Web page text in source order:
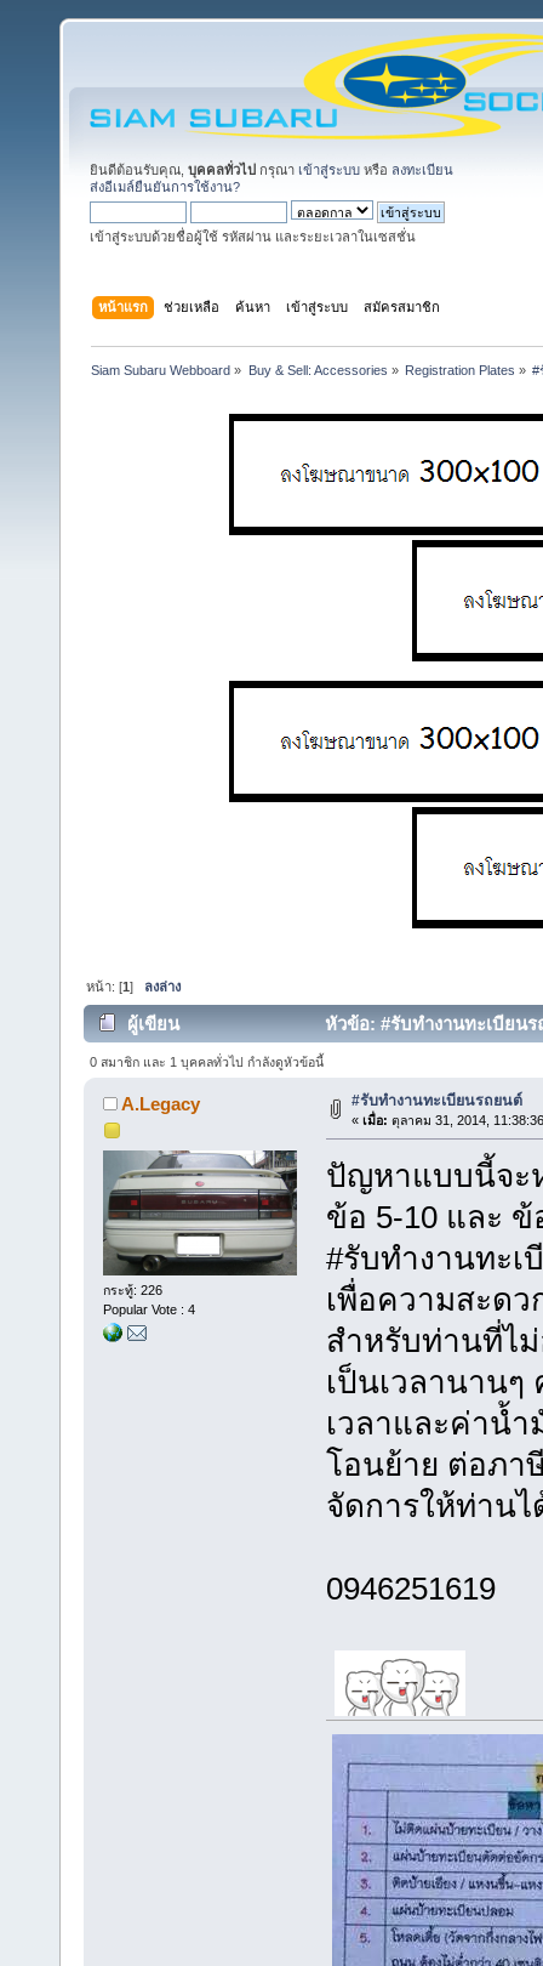
ยินดีต้อนรับคุณ, บุคคลทั่วไป กรุณา เข้าสู่ระบบ หรือ ลงทะเบียน
ส่งอีเมล์ยืนยันการใช้งาน?
เข้าสู่ระบบด้วยชื่อผู้ใช้ รหัสผ่าน และระยะเวลาในเซสชั่น
หน้าแรก ช่วยเหลือ ค้นหา เข้าสู่ระบบ สมัครสมาชิก
Siam Subaru Webboard » Buy & Sell: Accessories » Registration Plates » #
หน้า: [1] ลงล่าง
ผู้เขียน หัวข้อ: #รับทำงานทะเบียน
0 สมาชิก และ 1 บุคคลทั่วไป กำลังดูหัวข้อนี้
A.Legacy
กระทู้: 226
Popular Vote : 4
#รับทำงานทะเบียนรถยนต์
« เมื่อ: ตุลาคม 31, 2014,
ปัญหาแบบนี้จะ
ข้อ 5-10 และ ข้
#รับทำงานทะเ
เพื่อความสะด
สำหรับท่านที่ไม่
เป็นเวลานาน
เวลาและค่าน้
โอนย้าย ต่อภา
จัดการให้ท่าน
0946251619